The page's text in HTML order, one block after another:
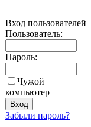
Вход пользователей
Пользователь:
Пароль:
Чужой
компьютер
Забыли пароль?